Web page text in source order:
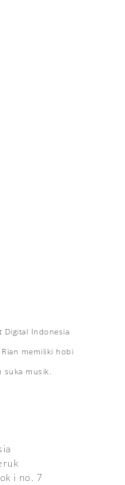
Digital Indonesia
Rian memiliki hobi
suka musik.
i no. 7